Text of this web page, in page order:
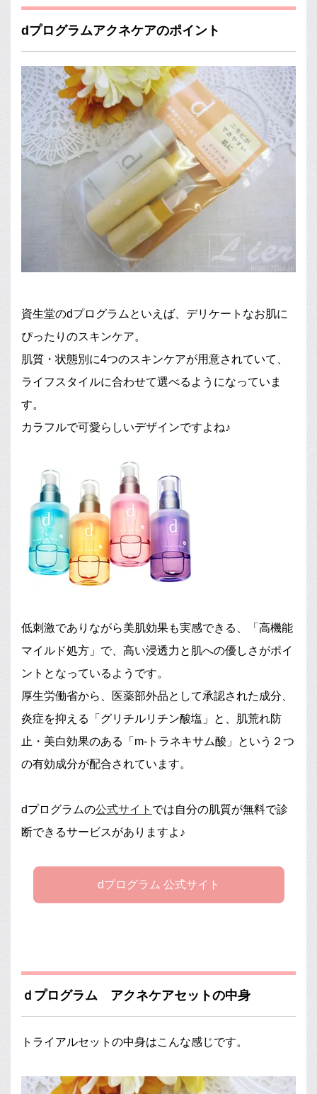
dプログラムアクネケアのポイント
資生堂のdプログラムといえば、デリケートなお肌に
ぴったりのスキンケア。
肌質・状態別に4つのスキンケアが用意されていて、
ライフスタイルに合わせて選べるようになっていま
す。
カラフルで可愛らしいデザインですよね♪
低刺激でありながら美肌効果も実感できる、「高機能
マイルド処方」で、高い浸透力と肌への優しさがポイ
ントとなっているようです。
厚生労働省から、医薬部外品として承認された成分、
炎症を抑える「グリチルリチン酸塩」と、肌荒れ防
止・美白効果のある「m-トラネキサム酸」という２つ
の有効成分が配合されています。
dプログラムの公式サイト では自分の肌質が無料で診
断できるサービスがありますよ♪
dプログラム 公式サイト
ｄプログラム アクネケアセットの中身
トライアルセットの中身はこんな感じです。